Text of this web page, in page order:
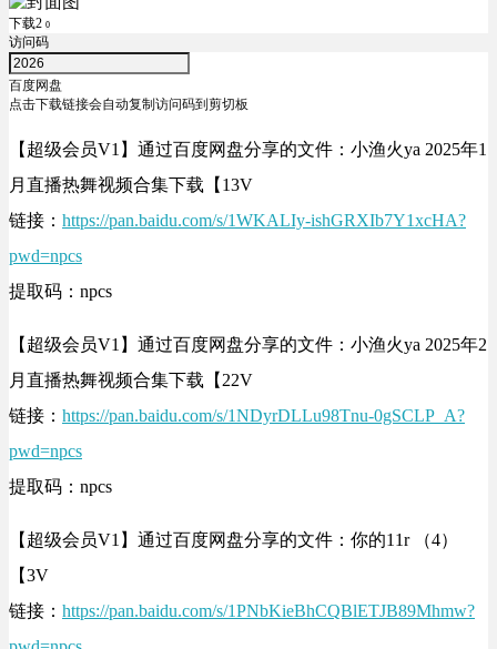
下载2 0
访问码
百度网盘
点击下载链接会自动复制访问码到剪切板
【超级会员V1】通过百度网盘分享的文件：小渔火ya 2025年1
月直播热舞视频合集下载【13V
链接： https://pan.baidu.com/s/1WKALIy-ishGRXIb7Y1xcHA?
pwd=npcs
提取码：npcs
【超级会员V1】通过百度网盘分享的文件：小渔火ya 2025年2
月直播热舞视频合集下载【22V
链接： https://pan.baidu.com/s/1NDyrDLLu98Tnu-0gSCLP_A?
pwd=npcs
提取码：npcs
【超级会员V1】通过百度网盘分享的文件：你的11r （4）
【3V
链接： https://pan.baidu.com/s/1PNbKieBhCQBlETJB89Mhmw?